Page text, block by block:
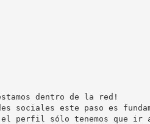
dentro de la red!
este paso es
el perfil sólo tenemos que